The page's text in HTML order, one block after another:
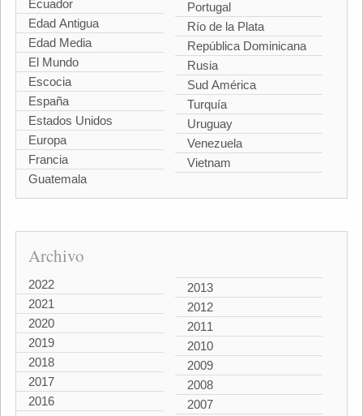
Ecuador
Edad Antigua
Edad Media
El Mundo
Escocia
España
Estados Unidos
Europa
Francia
Guatemala
Portugal
Río de la Plata
República Dominicana
Rusia
Sud América
Turquía
Uruguay
Venezuela
Vietnam
Archivo
2022
2021
2020
2019
2018
2017
2016
2013
2012
2011
2010
2009
2008
2007